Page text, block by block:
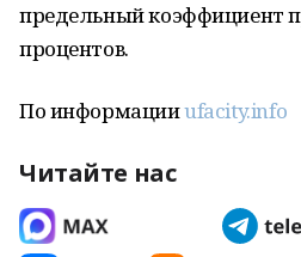
предельный коэффициент
процентов.
По информацииufacity.info
Читайте нас